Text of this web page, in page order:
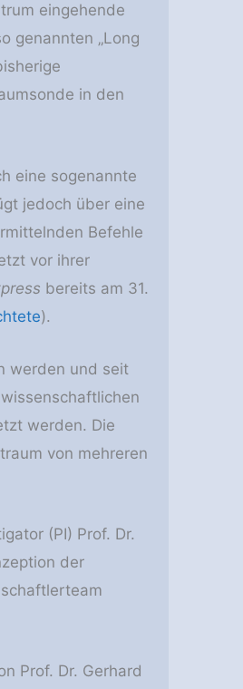
eingehende
genannten „Long
in den
eine sogenannte
jedoch über eine
Befehle
vor ihrer
bereits am 31.
).
werden und seit
werden. Die
von mehreren
(PI) Prof. Dr.
der
Prof. Dr. Gerhard